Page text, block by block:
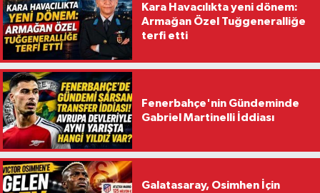
Kara Havacılıkta yeni dönem:
Armağan Özel Tuğgeneralliğe
terfi etti
Fenerbahçe'nin Gündeminde
Gabriel Martinelli İddiası
Galatasaray, Osimhen İçin